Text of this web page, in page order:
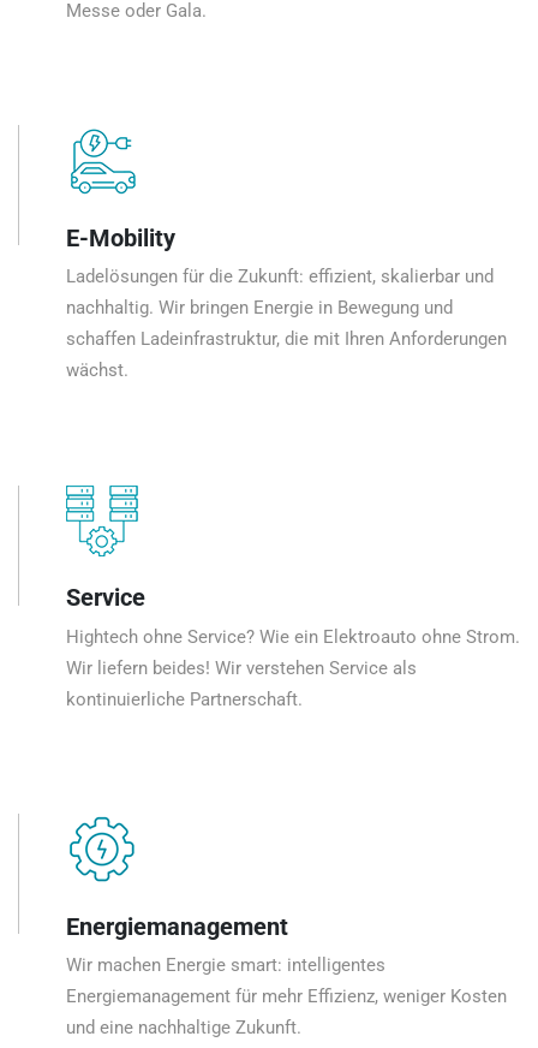
Messe oder Gala.
E-Mobility
Ladelösungen für die Zukunft: effizient, skalierbar und
nachhaltig. Wir bringen Energie in Bewegung und
schaffen Ladeinfrastruktur, die mit Ihren Anforderungen
wächst.
Service
Hightech ohne Service? Wie ein Elektroauto ohne Strom.
Wir liefern beides! Wir verstehen Service als
kontinuierliche Partnerschaft.
Energiemanagement
Wir machen Energie smart: intelligentes
Energiemanagement für mehr Effizienz, weniger Kosten
und eine nachhaltige Zukunft.